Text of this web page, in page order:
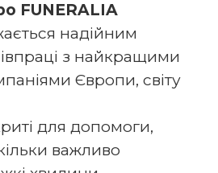
FUNERALIA
надійним
з найкращими
Європи, світу
для допомоги,
важливо